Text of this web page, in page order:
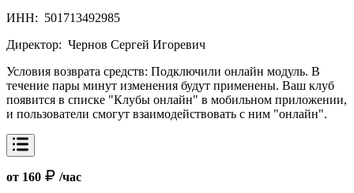
ИНН: 501713492985
Директор: Чернов Сергей Игоревич
Условия возврата средств: Подключили онлайн модуль. В
течение пары минут изменения будут применены. Ваш клуб
появится в списке "Клубы онлайн" в мобильном приложении,
и пользователи смогут взаимодействовать с ним "онлайн".
от 160
/час